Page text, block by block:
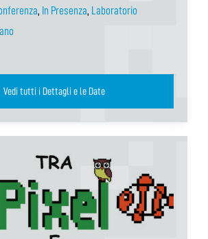
, In Presenza, Laboratorio
Vedi tutti i Dettagli e le Date